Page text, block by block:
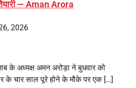
— Aman Arora
2026
के अध्यक्ष अमन अरोड़ा ने बुधवार को
के चार साल पूरे होने के मौके पर एक […]